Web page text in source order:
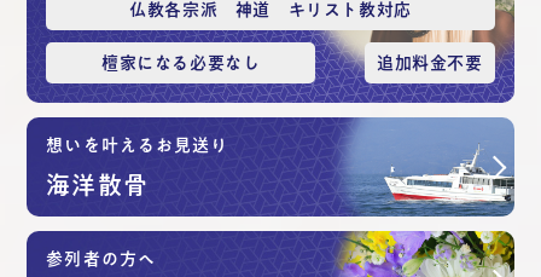
仏教各宗派 神道 キリスト教対応
檀家になる必要なし 追加料⾦不要
想いを叶えるお見送り
海洋散⾻
参列者の方へ